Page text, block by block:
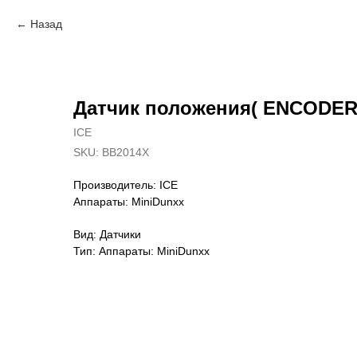
Назад
Датчик положения(
ICE
SKU: BB2014X
Производитель: ICE
Аппараты: MiniDunxx
Вид: Датчики
Тип: Аппараты: MiniDunxx